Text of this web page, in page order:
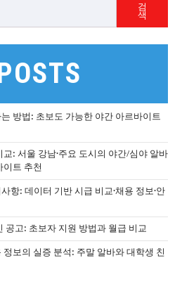
검
색
방법: 초보도 가능한 야간 아르바이트
: 서울 강남·주요 도시의 야간/심야 알바
이트 추천
항: 데이터 기반 시급 비교·채용 정보·안
공고: 초보자 지원 방법과 월급 비교
보의 실증 분석: 주말 알바와 대학생 친